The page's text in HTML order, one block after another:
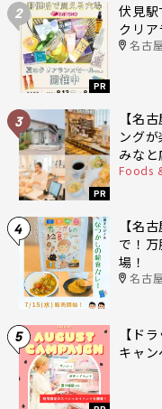
2
PR
伏見
クリ
名古
3
PR
【名
ング
みなと
Foods
4
【名
で！
場！
名古
5
【ド
キャ